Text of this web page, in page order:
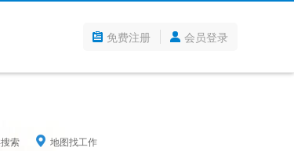
免费注册 会员登录
索 地图找工作